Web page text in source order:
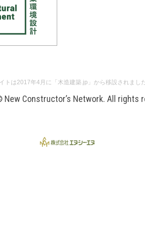
トは2017年4月に「木造建築.jp」から移設されまし
New Constructor’s Network. All rights